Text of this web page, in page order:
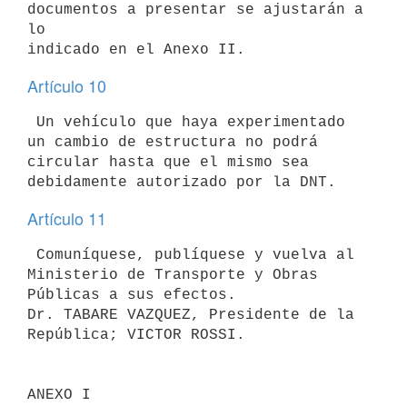
documentos a presentar se ajustarán a
lo
Artículo 10
un cambio de estructura no podrá
circular hasta que el mismo sea
Artículo 11
Ministerio de Transporte y Obras
Públicas a sus efectos.
Dr. TABARE VAZQUEZ, Presidente de la